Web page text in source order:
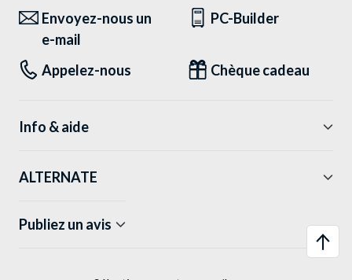
Envoyez-nous un
e-mail
PC-Builder
Appelez-nous Chèque cadeau
Info & aide
ALTERNATE
Publiez un avis